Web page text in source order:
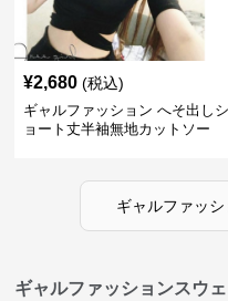
¥2,680 (税込)
ギャルファッション へそ出しシ
ョート丈半袖無地カットソー
ギャルファッシ
ギャルファッションスウ